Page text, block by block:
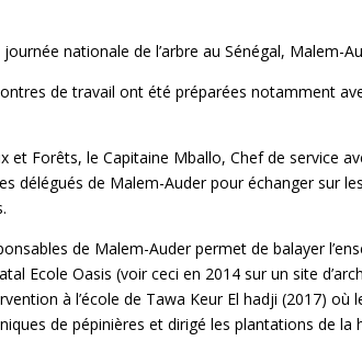
nationale de l’arbre au Sénégal, Malem-
de travail ont été préparées notamment
et Forêts, le Capitaine Mballo, Chef de service
délégués de Malem-Auder pour échanger sur
de Malem-Auder permet de balayer
Ecole Oasis (voir ceci en 2014 sur un site
à l’école de Tawa Keur El hadji (2017)
de pépinières et dirigé les plantations de la